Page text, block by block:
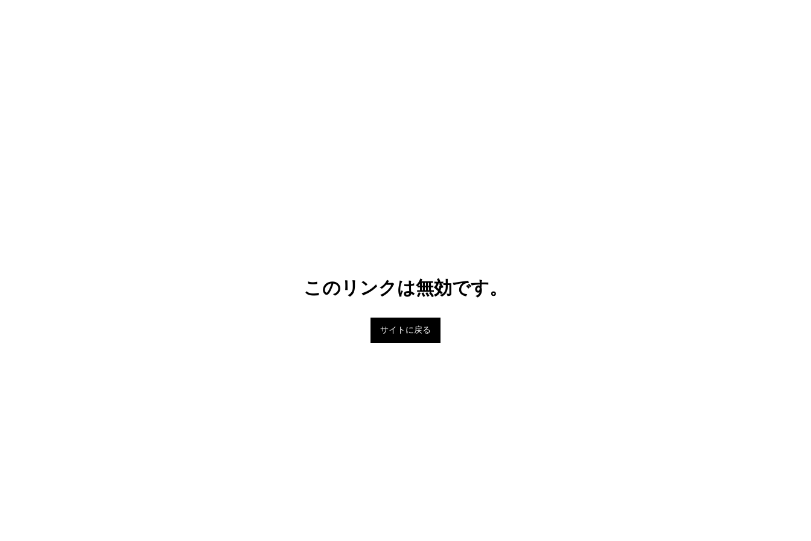
このリンクは無効です。
サイトに戻る